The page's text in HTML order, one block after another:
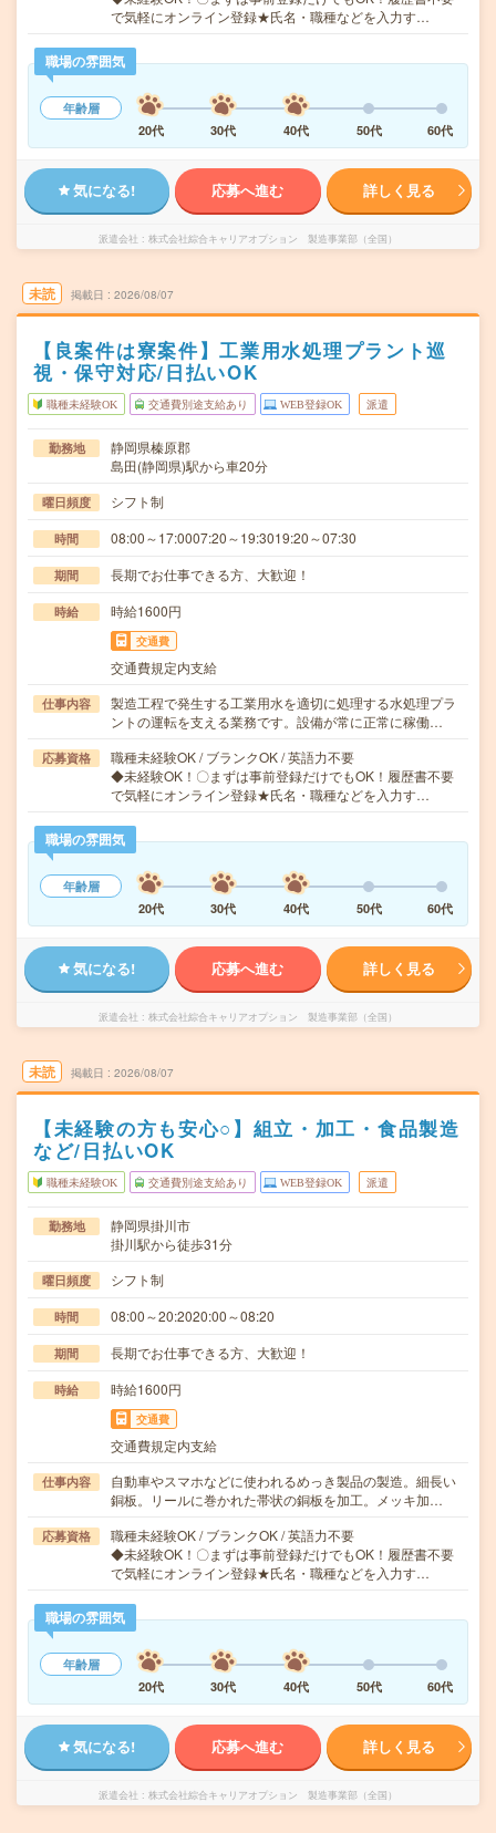
で気軽にオンライン登録★氏名・職種などを入力す…
職場の雰囲気
年齢層
20代
30代 40代 50代 60代
気になる! 応募へ進む 詳しく見る
派遣会社 株式会社綜合キャリアオプション 製造事業部（全国）
未読 掲載日 2026/08/07
【良案件は寮案件】工業用水処理プラント巡
視・保守対応/日払いOK
職種未経験OK 交通費別途支給あり WEB登録OK 派遣
勤務地
静岡県榛原郡
島田(静岡県)駅から車20分
曜日頻度 シフト制
時間 08:00～17:0007:20～19:3019:20～07:30
期間 長期でお仕事できる方、大歓迎！
時給 時給1600円
交通費
交通費規定内支給
仕事内容
製造工程で発生する工業用水を適切に処理する水処理プラ
ントの運転を支える業務です。設備が常に正常に稼働…
応募資格
職種未経験OK / ブランクOK / 英語力不要
◆未経験OK！〇まずは事前登録だけでもOK！履歴書不要
で気軽にオンライン登録★氏名・職種などを入力す…
職場の雰囲気
年齢層
20代
30代 40代 50代 60代
気になる! 応募へ進む 詳しく見る
派遣会社 株式会社綜合キャリアオプション 製造事業部（全国）
未読 掲載日 2026/08/07
【未経験の方も安心○】組立・加工・食品製造
など/日払いOK
職種未経験OK 交通費別途支給あり WEB登録OK 派遣
勤務地
静岡県掛川市
掛川駅から徒歩31分
曜日頻度 シフト制
時間 08:00～20:2020:00～08:20
期間 長期でお仕事できる方、大歓迎！
時給 時給1600円
交通費
交通費規定内支給
仕事内容
自動車やスマホなどに使われるめっき製品の製造。細長い
銅板。リールに巻かれた帯状の銅板を加工。メッキ加…
応募資格
職種未経験OK / ブランクOK / 英語力不要
◆未経験OK！〇まずは事前登録だけでもOK！履歴書不要
で気軽にオンライン登録★氏名・職種などを入力す…
職場の雰囲気
年齢層
20代
30代 40代 50代 60代
気になる! 応募へ進む 詳しく見る
派遣会社 株式会社綜合キャリアオプション 製造事業部（全国）